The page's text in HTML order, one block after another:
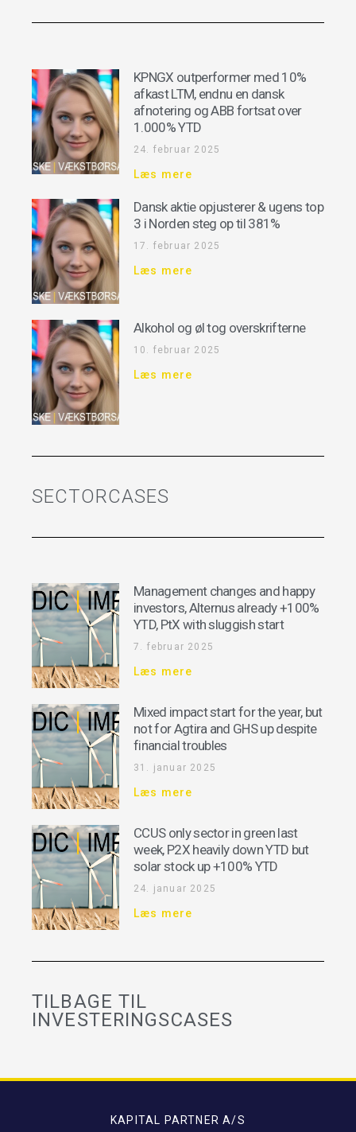
KPNGX outperformer med 10%
afkast LTM, endnu en dansk
afnotering og ABB fortsat over
1.000% YTD
24. februar 2025
Læs mere
Dansk aktie opjusterer & ugens top
3 i Norden steg op til 381%
17. februar 2025
Læs mere
Alkohol og øl tog overskrifterne
10. februar 2025
Læs mere
SECTORCASES
Management changes and happy
investors, Alternus already +100%
YTD, PtX with sluggish start
7. februar 2025
Læs mere
Mixed impact start for the year, but
not for Agtira and GHS up despite
financial troubles
31. januar 2025
Læs mere
CCUS only sector in green last
week, P2X heavily down YTD but
solar stock up +100% YTD
24. januar 2025
Læs mere
TILBAGE TIL
INVESTERINGSCASES
KAPITAL PARTNER A/S